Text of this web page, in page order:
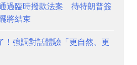
過臨時撥款法案 待特朗普簽
將結束
！強調對話體驗「更自然、更